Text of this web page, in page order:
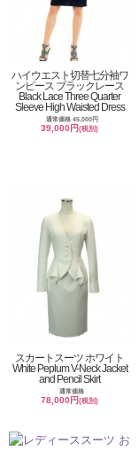
ハイウエスト切替七分袖ワ
ンピース ブラックレース
Black Lace Three Quarter
Sleeve High Waisted Dress
通常価格 45,000円
39,000円(税別)
スカートスーツ ホワイト
White Peplum V-Neck Jacket
and Pencil Skirt
通常価格
78,000円(税別)